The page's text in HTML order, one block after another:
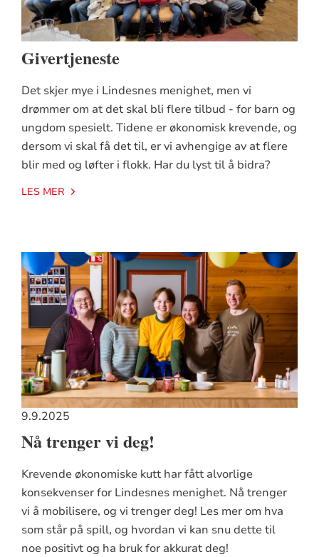
Givertjeneste
Det skjer mye i Lindesnes menighet, men vi
drømmer om at det skal bli flere tilbud - for barn og
ungdom spesielt. Tidene er økonomisk krevende, og
dersom vi skal få det til, er vi avhengige av at flere
blir med og løfter i flokk. Har du lyst til å bidra?
LES MER
9.9.2025
Nå trenger vi deg!
Krevende økonomiske kutt har fått alvorlige
konsekvenser for Lindesnes menighet. Nå trenger
vi å mobilisere, og vi trenger deg! Les mer om hva
som står på spill, og hvordan vi kan snu dette til
noe positivt og ha bruk for akkurat deg!